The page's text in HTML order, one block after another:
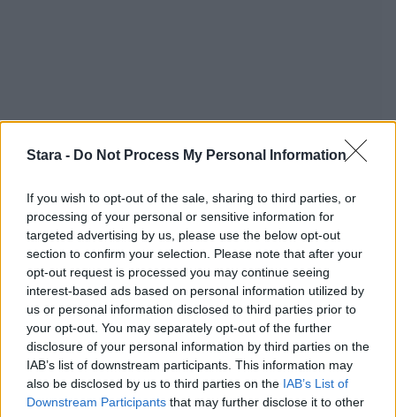
Stara - Do Not Process My Personal Information
If you wish to opt-out of the sale, sharing to third parties, or
processing of your personal or sensitive information for
targeted advertising by us, please use the below opt-out
section to confirm your selection. Please note that after your
opt-out request is processed you may continue seeing
interest-based ads based on personal information utilized by
us or personal information disclosed to third parties prior to
your opt-out. You may separately opt-out of the further
disclosure of your personal information by third parties on the
IAB’s list of downstream participants. This information may
also be disclosed by us to third parties on the IAB’s List of
Downstream Participants that may further disclose it to other
Staran luetuimmat
1